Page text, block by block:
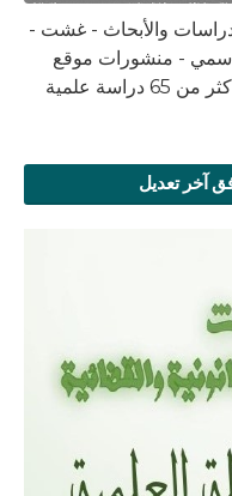
للدراسات والأبحاث - غشت -
- منشورات موقع
علمية
آخر تعديل